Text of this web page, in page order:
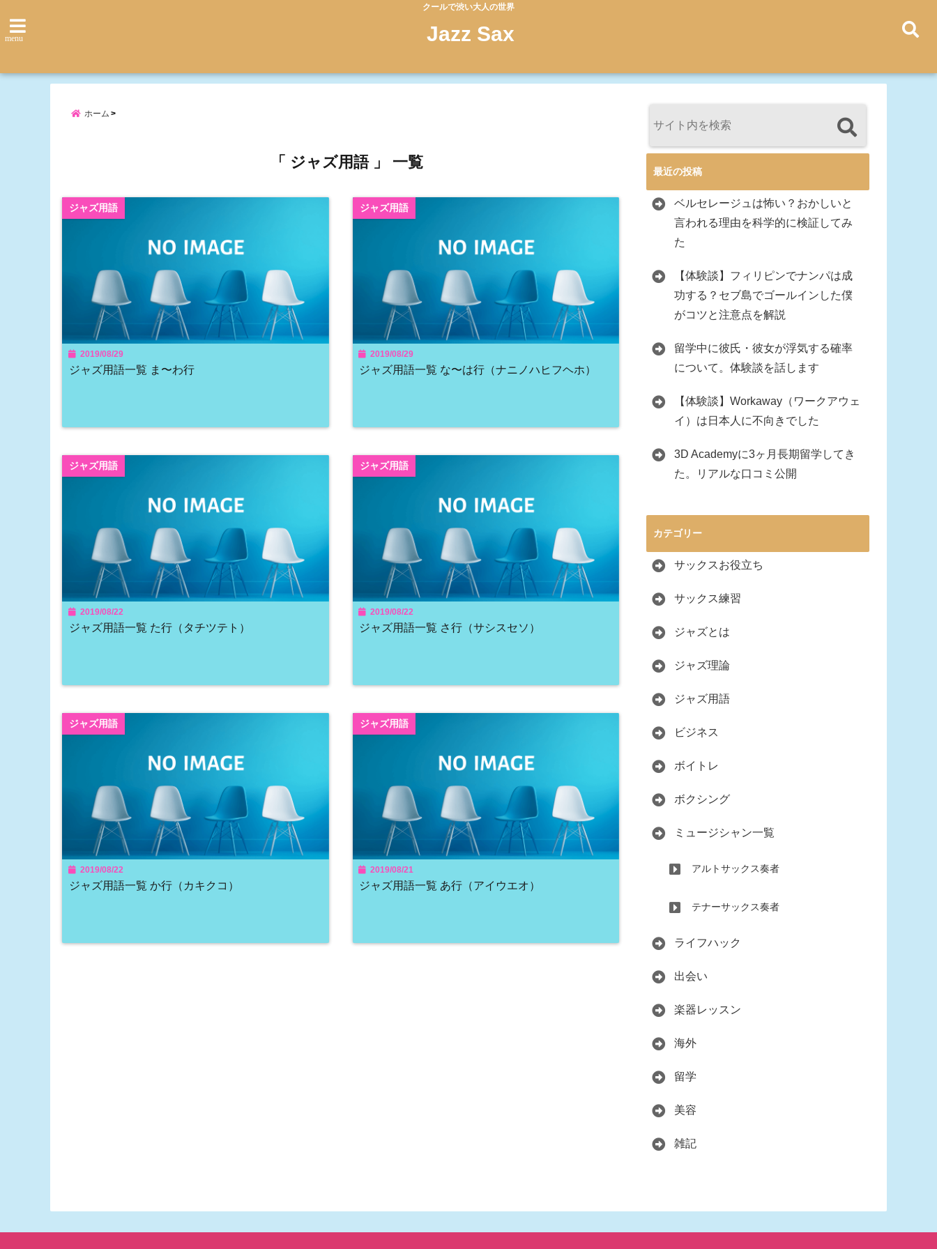
クールで渋い大人の世界
menu Jazz Sax
ホーム
「 ジャズ用語 」 一覧
ジャズ用語
2019/08/29
ジャズ用語一覧 ま〜わ行
ジャズ用語
2019/08/29
ジャズ用語一覧 な〜は行（ナニノハヒフヘホ）
ジャズ用語
2019/08/22
ジャズ用語一覧 た行（タチツテト）
ジャズ用語
2019/08/22
ジャズ用語一覧 さ行（サシスセソ）
ジャズ用語
2019/08/22
ジャズ用語一覧 か行（カキクコ）
ジャズ用語
2019/08/21
ジャズ用語一覧 あ行（アイウエオ）
最近の投稿
ベルセレージュは怖い？おかしいと
言われる理由を科学的に検証してみ
た
【体験談】フィリピンでナンパは成
功する？セブ島でゴールインした僕
がコツと注意点を解説
留学中に彼氏・彼女が浮気する確率
について。体験談を話します
【体験談】Workaway（ワークアウェ
イ）は日本人に不向きでした
3D Academyに3ヶ月長期留学してき
た。リアルな口コミ公開
カテゴリー
サックスお役立ち
サックス練習
ジャズとは
ジャズ理論
ジャズ用語
ビジネス
ボイトレ
ボクシング
ミュージシャン一覧
アルトサックス奏者
テナーサックス奏者
ライフハック
出会い
楽器レッスン
海外
留学
美容
雑記